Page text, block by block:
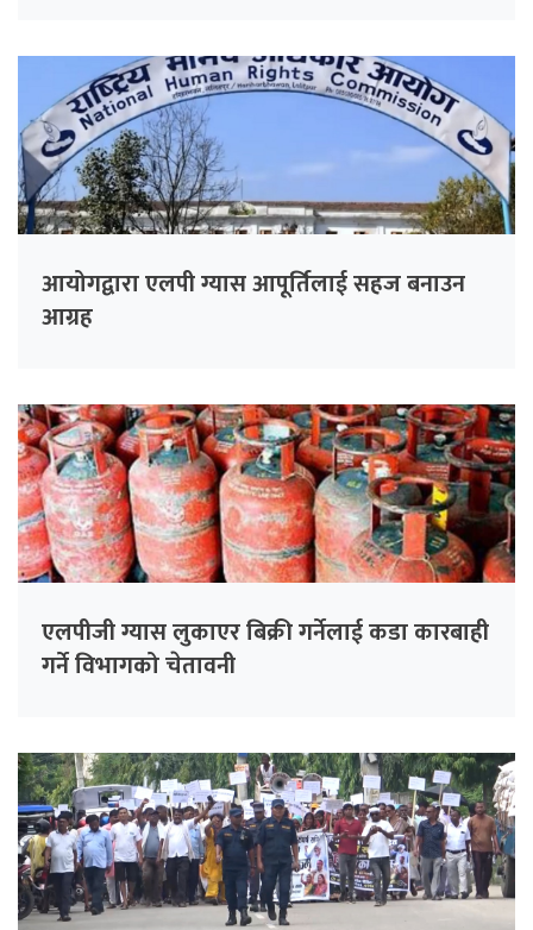
आयोगद्वारा एलपी ग्यास आपूर्तिलाई सहज बनाउन
आग्रह
एलपीजी ग्यास लुकाएर बिक्री गर्नेलाई कडा कारबाही
गर्ने विभागको चेतावनी